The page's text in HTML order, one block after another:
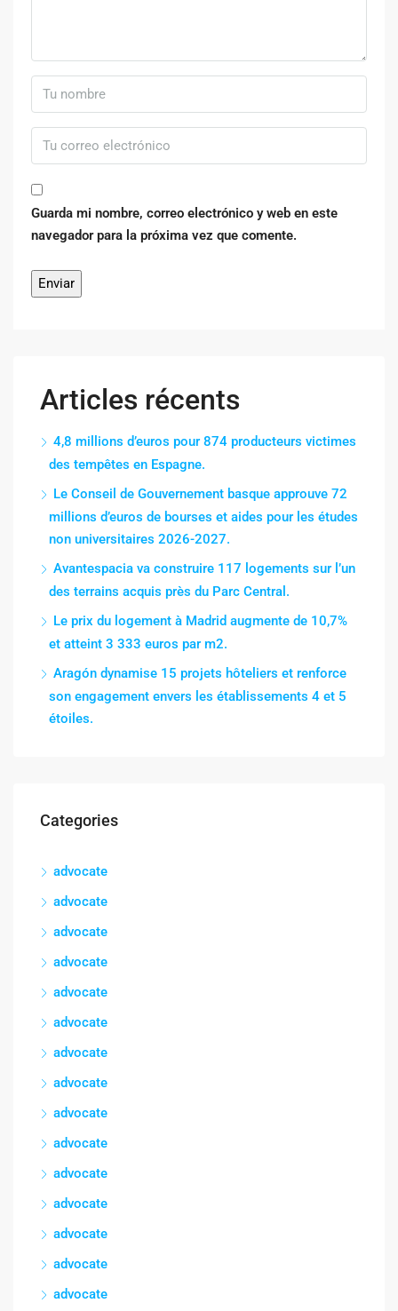
Guarda mi nombre, correo electrónico y web en este
navegador para la próxima vez que comente.
Articles récents
4,8 millions d’euros pour 874 producteurs victimes
des tempêtes en Espagne.
Le Conseil de Gouvernement basque approuve 72
millions d’euros de bourses et aides pour les études
non universitaires 2026-2027.
Avantespacia va construire 117 logements sur l’un
des terrains acquis près du Parc Central.
Le prix du logement à Madrid augmente de 10,7%
et atteint 3 333 euros par m2.
Aragón dynamise 15 projets hôteliers et renforce
son engagement envers les établissements 4 et 5
étoiles.
Categories
advocate
advocate
advocate
advocate
advocate
advocate
advocate
advocate
advocate
advocate
advocate
advocate
advocate
advocate
advocate